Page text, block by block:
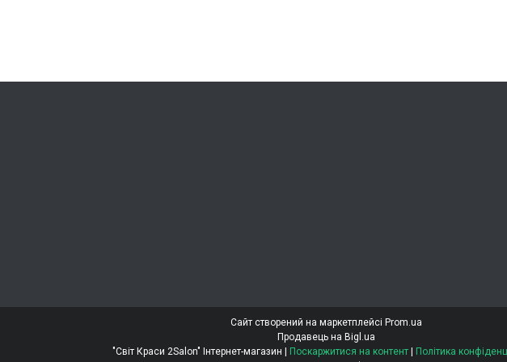
Сайт створений на маркетплейсі Prom.ua
Продавець на Bigl.ua
Поскаржитися на контент
Політика